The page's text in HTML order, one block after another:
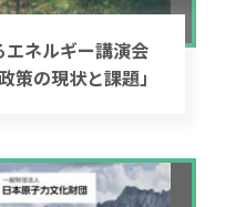
ネルギー講演会
策の現状と課題」